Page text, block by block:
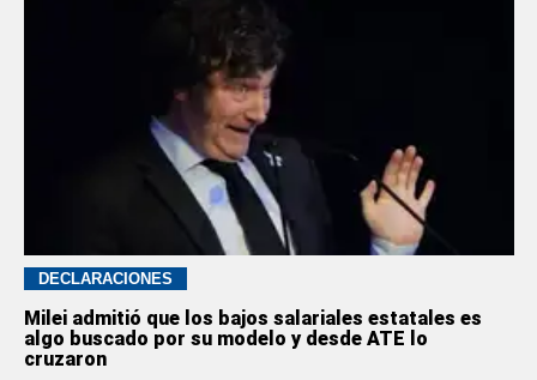
DECLARACIONES
Milei admitió que los bajos salariales estatales es
algo buscado por su modelo y desde ATE lo
cruzaron